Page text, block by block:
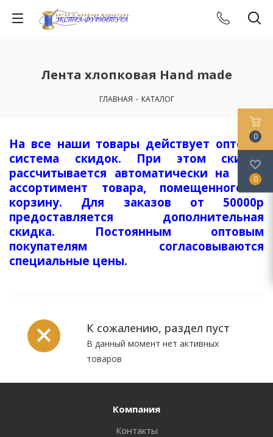
Лента хлопковая Hand made
ГЛАВНАЯ - КАТАЛОГ
На все наши товары действует оптовая
система скидок. При этом скидка
рассчитывается автоматически на весь
ассортимент товара, помещенного в
корзину. Для заказов от 50000р
предоставляется дополнительная
скидка. Постоянным оптовым
покупателям согласовываются
специальные цены.
К сожалению, раздел пуст
В данный момент нет активных
товаров
Компания
Контакты
0
0